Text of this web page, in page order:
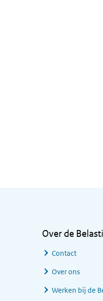
Over de
Contact
Over ons
Werken bij de